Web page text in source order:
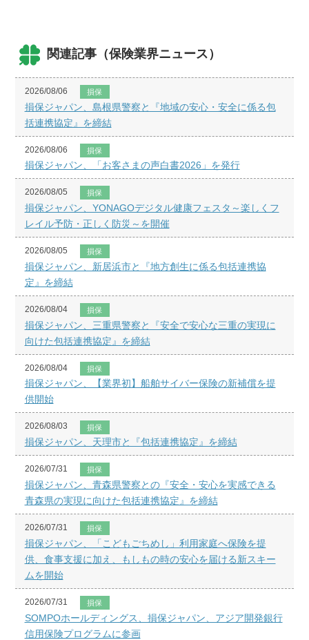
関連記事（保険業界ニュース）
2026/08/06 損保
損保ジャパン、島根県警察と『地域の安心・安全に係る包
括連携協定』を締結
2026/08/06 損保
損保ジャパン、「お客さまの声白書2026」を発行
2026/08/05 損保
損保ジャパン、YONAGOデジタル健康フェスタ～楽しくフ
レイル予防・正しく防災～を開催
2026/08/05 損保
損保ジャパン、新居浜市と『地方創生に係る包括連携協
定』を締結
2026/08/04 損保
損保ジャパン、三重県警察と『安全で安心な三重の実現に
向けた包括連携協定』を締結
2026/08/04 損保
損保ジャパン、【業界初】船舶サイバー保険の新補償を提
供開始
2026/08/03 損保
損保ジャパン、天理市と『包括連携協定』を締結
2026/07/31 損保
損保ジャパン、青森県警察との『安全・安心を実感できる
青森県の実現に向けた包括連携協定』を締結
2026/07/31 損保
損保ジャパン、「こどもごちめし」利用家庭へ保険を提
供、食事支援に加え、もしもの時の安心を届ける新スキー
ムを開始
2026/07/31 損保
SOMPOホールディングス、損保ジャパン、アジア開発銀行
信用保険プログラムに参画